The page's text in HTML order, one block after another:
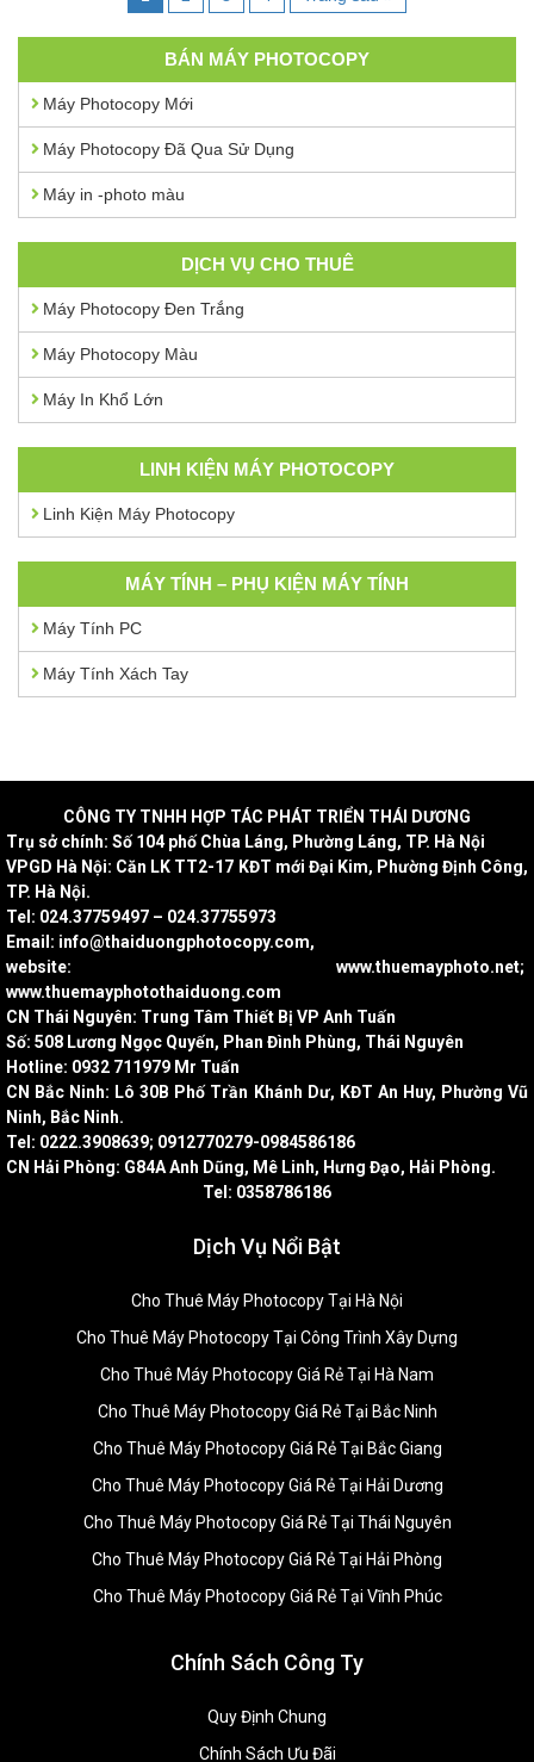
BÁN MÁY PHOTOCOPY
Máy Photocopy Mới
Máy Photocopy Đã Qua Sử Dụng
Máy in -photo màu
DỊCH VỤ CHO THUÊ
Máy Photocopy Đen Trắng
Máy Photocopy Màu
Máy In Khổ Lớn
LINH KIỆN MÁY PHOTOCOPY
Linh Kiện Máy Photocopy
MÁY TÍNH – PHỤ KIỆN MÁY TÍNH
Máy Tính PC
Máy Tính Xách Tay
CÔNG TY TNHH HỢP TÁC PHÁT TRIỂN THÁI DƯƠNG
Trụ sở chính: Số 104 phố Chùa Láng, Phường Láng, TP. Hà Nội
VPGD Hà Nội: Căn LK TT2-17 KĐT mới Đại Kim, Phường Định Công,
TP. Hà Nội.
Tel: 024.37759497 – 024.37755973
Email: info@thaiduongphotocopy.com,
website: www.thuemayphoto.net;
www.thuemayphotothaiduong.com
CN Thái Nguyên: Trung Tâm Thiết Bị VP Anh Tuấn
Số: 508 Lương Ngọc Quyến, Phan Đình Phùng, Thái Nguyên
Hotline: 0932 711979 Mr Tuấn
CN Bắc Ninh: Lô 30B Phố Trần Khánh Dư, KĐT An Huy, Phường Vũ
Ninh, Bắc Ninh.
Tel: 0222.3908639; 0912770279-0984586186
CN Hải Phòng: G84A Anh Dũng, Mê Linh, Hưng Đạo, Hải Phòng.
Tel: 0358786186
Dịch Vụ Nổi Bật
Cho Thuê Máy Photocopy Tại Hà Nội
Cho Thuê Máy Photocopy Tại Công Trình Xây Dựng
Cho Thuê Máy Photocopy Giá Rẻ Tại Hà Nam
Cho Thuê Máy Photocopy Giá Rẻ Tại Bắc Ninh
Cho Thuê Máy Photocopy Giá Rẻ Tại Bắc Giang
Cho Thuê Máy Photocopy Giá Rẻ Tại Hải Dương
Cho Thuê Máy Photocopy Giá Rẻ Tại Thái Nguyên
Cho Thuê Máy Photocopy Giá Rẻ Tại Hải Phòng
Cho Thuê Máy Photocopy Giá Rẻ Tại Vĩnh Phúc
Chính Sách Công Ty
Quy Định Chung
Chính Sách Ưu Đãi